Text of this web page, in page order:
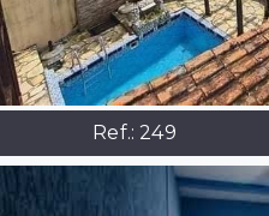
Ref.: 249